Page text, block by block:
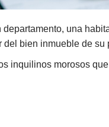
una
bien inmueble de
inquilinos morosos